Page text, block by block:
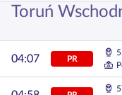
Toruń
04:07 PR